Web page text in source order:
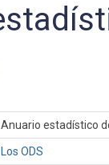
Anuario estadístico
Los ODS